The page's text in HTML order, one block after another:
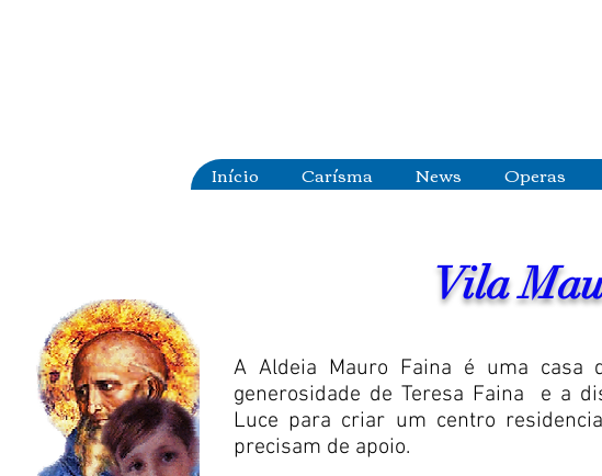
Início Carísma News Operas
Vila
A Aldeia Mauro Faina é uma casa
generosidade de Teresa Faina
e a
Luce para criar um centro
precisam de apoio.